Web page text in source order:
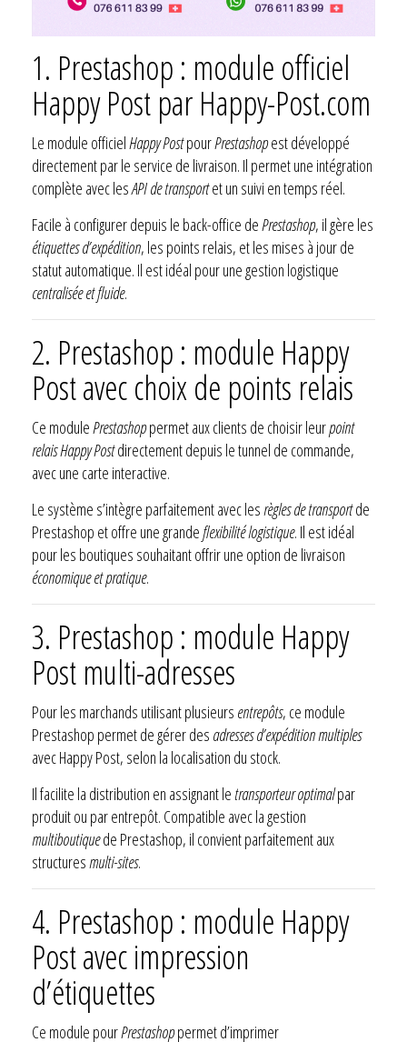
1. Prestashop : module officiel
Happy Post par Happy-Post.com
Le module officielHappy PostpourPrestashopest développé
directement par le service de livraison. Il permet une intégration
complète avec lesAPI de transportet un suivi en temps réel.
Facile à configurer depuis le back-office dePrestashop, il gère les
étiquettes d’expédition, les points relais, et les mises à jour de
statut automatique. Il est idéal pour une gestion logistique
centralisée et fluide.
2. Prestashop : module Happy
Post avec choix de points relais
Ce modulePrestashoppermet aux clients de choisir leurpoint
relais Happy Postdirectement depuis le tunnel de commande,
avec une carte interactive.
Le système s’intègre parfaitement avec les règles de transportde
Prestashop et offre une grandeflexibilité logistique. Il est idéal
pour les boutiques souhaitant offrir une option de livraison
économique et pratique.
3. Prestashop : module Happy
Post multi-adresses
Pour les marchands utilisant plusieurs entrepôts, ce module
Prestashop permet de gérer des adresses d’expédition multiples
avec Happy Post, selon la localisation du stock.
Il facilite la distribution en assignant letransporteur optimalpar
produit ou par entrepôt. Compatible avec la gestion
multiboutiquede Prestashop, il convient parfaitement aux
structures multi-sites.
4. Prestashop : module Happy
Post avec impression
d’étiquettes
Ce module pourPrestashoppermet d’imprimer